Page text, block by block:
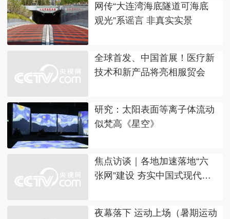
网传“大连湾海底隧道可海底
观光”系谣言 非真实实景
全球首发、中国首展！医疗新
技术和新产品将亮相服贸会
研究：太阳表面等离子体流动
似梵高《星空》
焦点访谈｜各地加速落地“六
张网”建设 夯实中国式现代化
夜幕落下 运动上场（暑期运动